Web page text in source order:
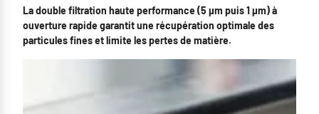
La double filtration haute performance (5 μm puis 1 μm) à
ouverture rapide garantit une récupération optimale des
particules fines et limite les pertes de matière.